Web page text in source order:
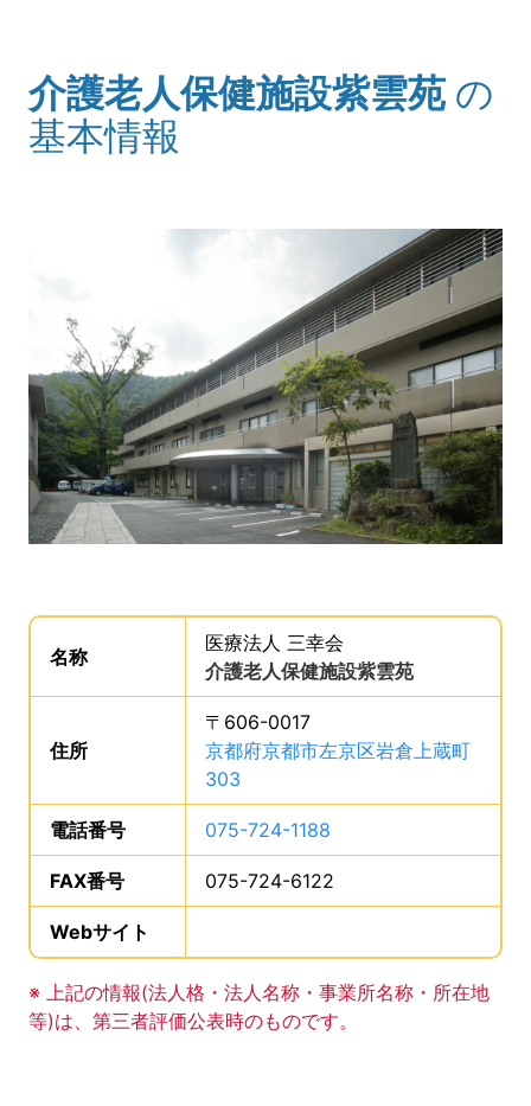
(タイトル)
介護老人保健施設紫雲苑 の
基本情報
事業所の基礎データを読み上げます。
名称は、
医療法人 三幸会
介護老人保健施設紫雲苑
住所
〒606-0017
京都府京都市左京区岩倉上蔵町
303
電話番号 075-724-1188
FAX番号 075-724-6122
Webサイト
事業所の基礎データの読み上げは以上です。
※ 上記の情報(法人格・法人名称・事業所名称・所在地
等)は、第三者評価公表時のものです。